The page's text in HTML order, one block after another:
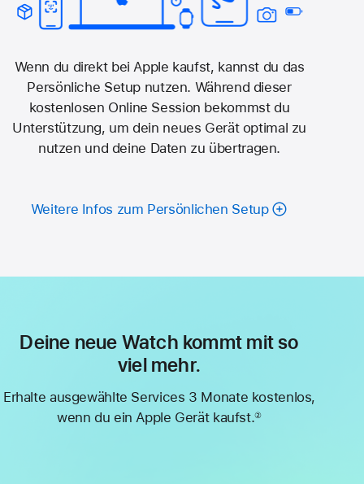
Wenn du direkt bei Apple kaufst, kannst du das
Persönliche Setup nutzen. Während dieser
kostenlosen Online Session bekommst du
Unterstützung, um dein neues Gerät optimal zu
nutzen und deine Daten­ zu übertragen.
Weitere Infos zum Persönlichen Setup
Deine neue Watch kommt mit so
viel mehr.
Erhalte ausgewählte Services 3 Monate kostenlos,
wenn du ein Apple Gerät kaufst.②